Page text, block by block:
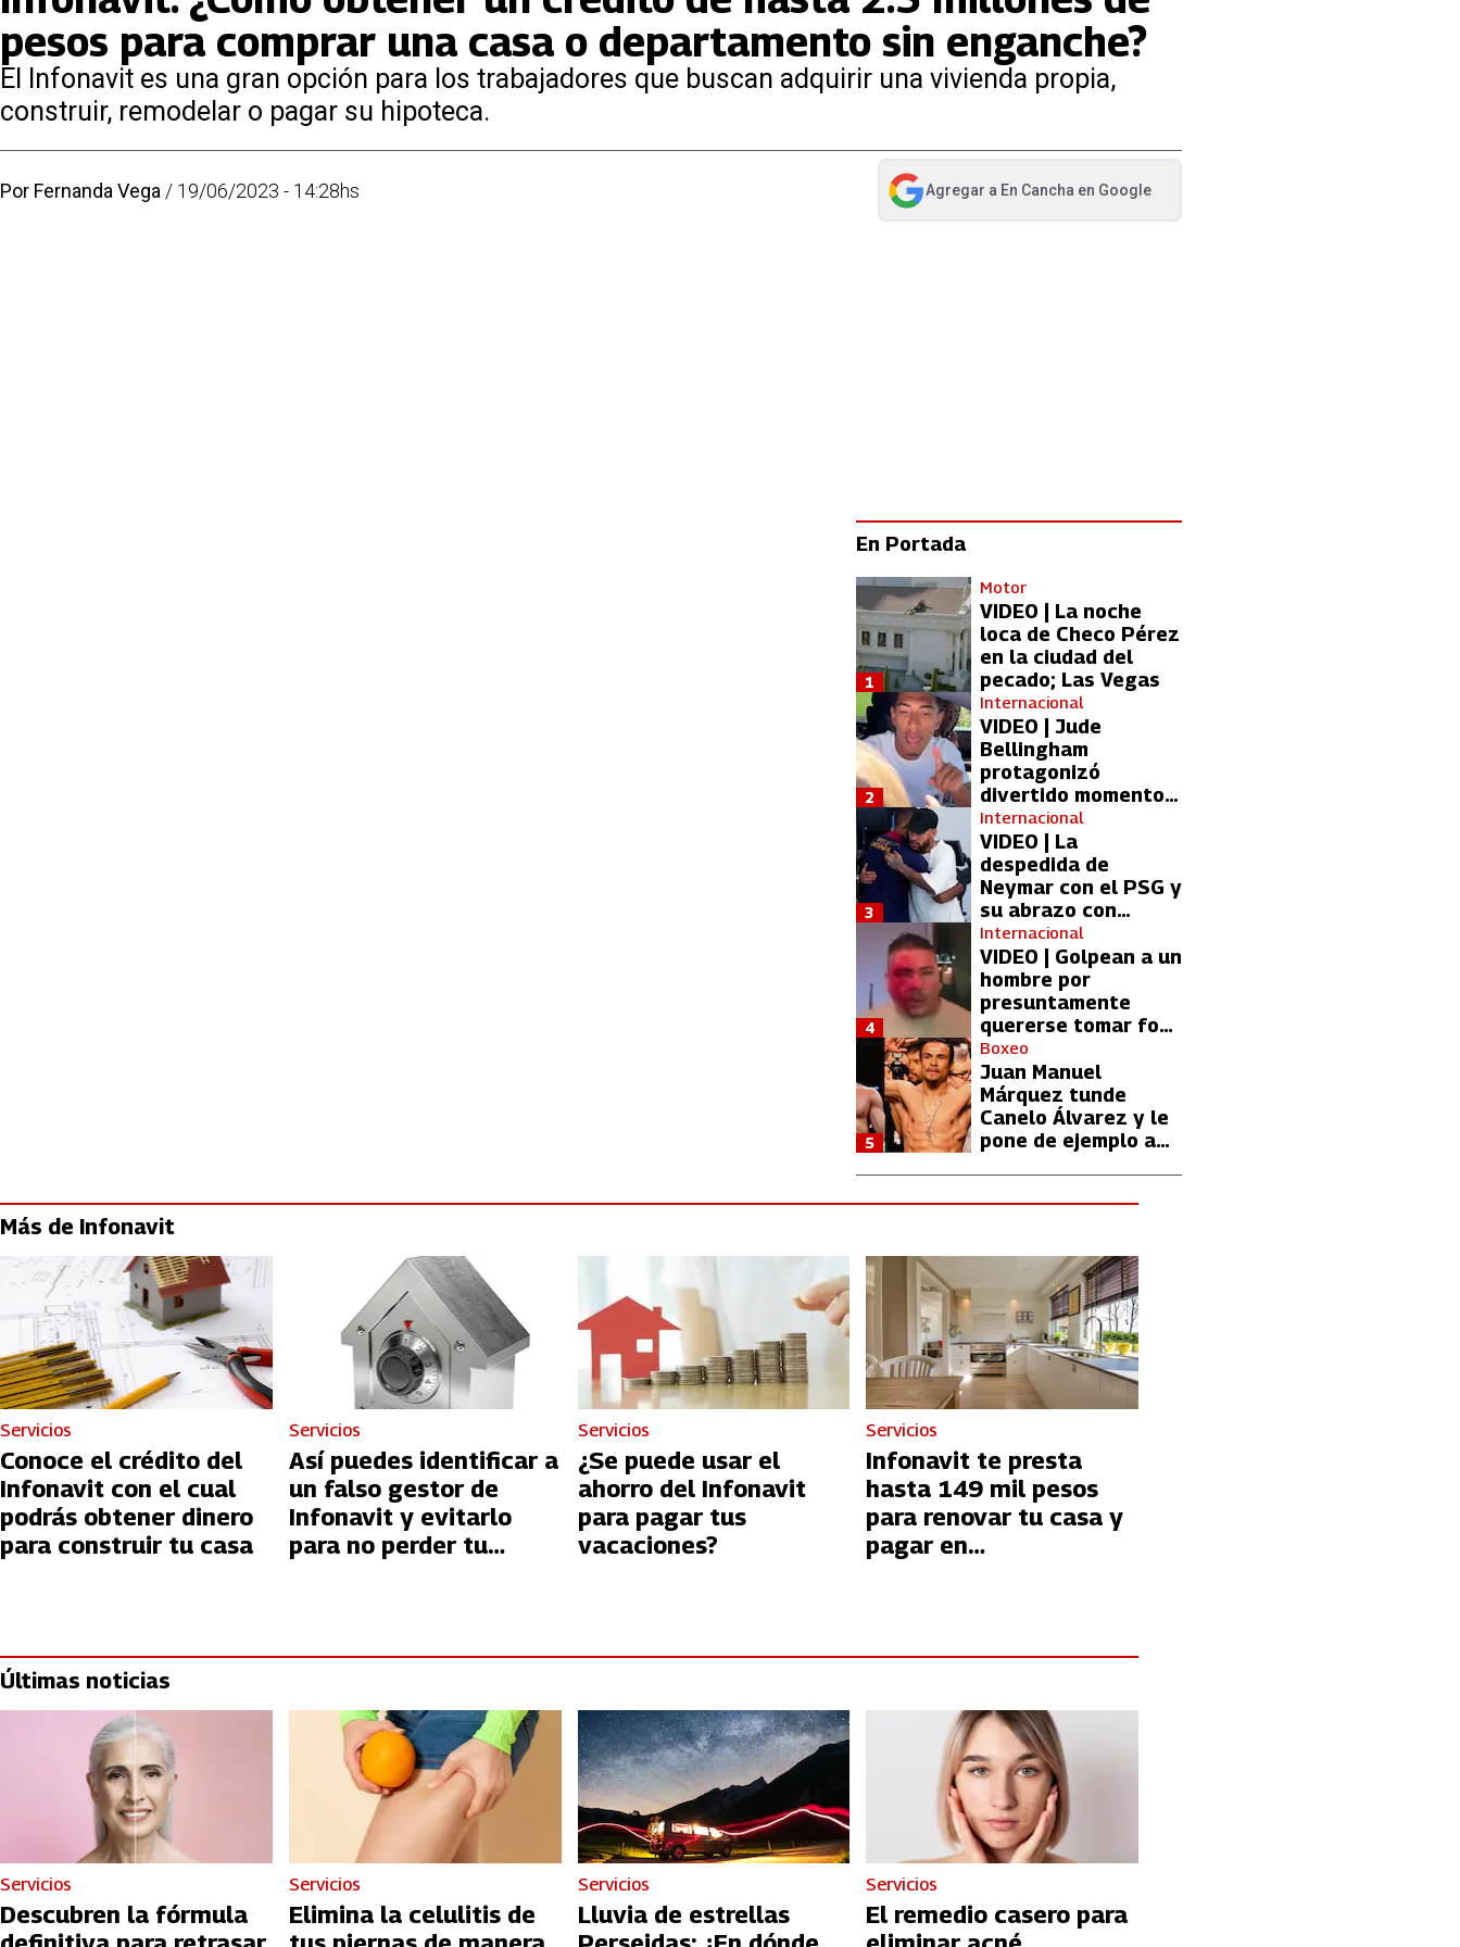
pesos para comprar una casa o departamento sin enganche?
El Infonavit es una gran opción para los trabajadores que buscan adquirir una vivienda propia,
construir, remodelar o pagar su hipoteca.
Por Fernanda Vega / 19/06/2023 - 14:28hs Agregar a En Cancha en Google
abre en nueva pestaña
En Portada
Motor
VIDEO | La noche
loca de Checo Pérez
en la ciudad del
pecado; Las Vegas
1
Internacional
VIDEO | Jude
Bellingham
protagonizó
divertido momento
con aficionada del
Real Madrid
2
Internacional
VIDEO | La
despedida de
Neymar con el PSG y
su abrazo con
Kylian Mbappé
3
Internacional
VIDEO | Golpean a un
hombre por
presuntamente
quererse tomar foto
con Lionel Messi
4
Boxeo
Juan Manuel
Márquez tunde
Canelo Álvarez y le
pone de ejemplo a
5
Más de Infonavit
Servicios
Conoce el crédito del
Infonavit con el cual
podrás obtener dinero
para construir tu casa
Servicios
Así puedes identificar a
un falso gestor de
Infonavit y evitarlo
para no perder tu
Servicios
¿Se puede usar el
ahorro del Infonavit
para pagar tus
vacaciones?
Servicios
Infonavit te presta
hasta 149 mil pesos
para renovar tu casa y
pagar en
Últimas noticias
Servicios
Descubren la fórmula
Servicios
Elimina la celulitis de
Servicios
Lluvia de estrellas
Servicios
El remedio casero para